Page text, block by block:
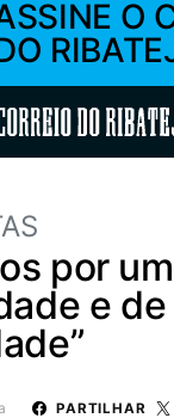
O
Correio do
por
e de
PARTILHAR